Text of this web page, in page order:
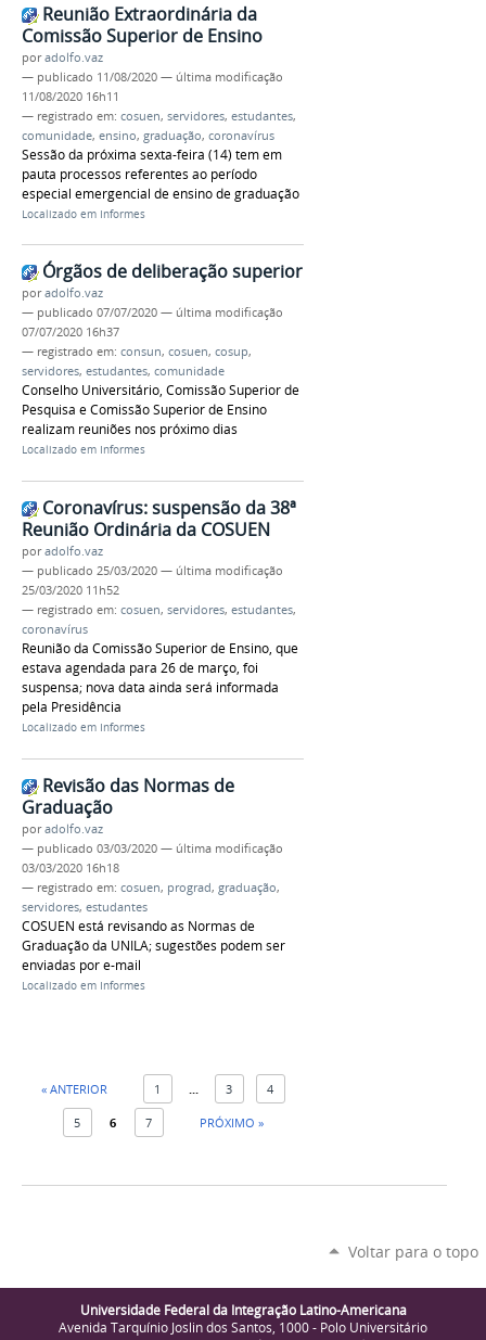
Reunião Extraordinária da
Comissão Superior de Ensino
poradolfo.vaz
— publicado 11/08/2020 — última modificação
11/08/2020 16h11
— registrado em: cosuen, servidores, estudantes,
comunidade, ensino, graduação, coronavírus
Sessão da próxima sexta-feira (14) tem em
pauta processos referentes ao período
especial emergencial de ensino de graduação
Localizado em Informes
Órgãos de deliberação superior
poradolfo.vaz
— publicado 07/07/2020 — última modificação
07/07/2020 16h37
— registrado em: consun, cosuen, cosup,
servidores, estudantes, comunidade
Conselho Universitário, Comissão Superior de
Pesquisa e Comissão Superior de Ensino
realizam reuniões nos próximo dias
Localizado em Informes
Coronavírus: suspensão da 38ª
Reunião Ordinária da COSUEN
poradolfo.vaz
— publicado 25/03/2020 — última modificação
25/03/2020 11h52
— registrado em: cosuen, servidores, estudantes,
coronavírus
Reunião da Comissão Superior de Ensino, que
estava agendada para 26 de março, foi
suspensa; nova data ainda será informada
pela Presidência
Localizado em Informes
Revisão das Normas de
Graduação
poradolfo.vaz
— publicado 03/03/2020 — última modificação
03/03/2020 16h18
— registrado em: cosuen, prograd, graduação,
servidores, estudantes
COSUEN está revisando as Normas de
Graduação da UNILA; sugestões podem ser
enviadas por e-mail
Localizado em Informes
« ANTERIOR 1 3 4
5 6 7 PRÓXIMO »
Voltar para o topo
Universidade Federal da Integração Latino-Americana
Avenida Tarquínio Joslin dos Santos, 1000 - Polo Universitário